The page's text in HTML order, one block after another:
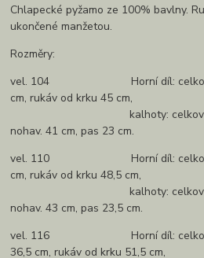
Chlapecké pyžamo ze 100% bavlny.
ukončené manžetou.
Rozměry:
vel. 104 Horní díl: celková
cm, rukáv od krku 45 cm,
kalhoty: celková délka
nohav. 41 cm, pas 23 cm.
vel. 110 Horní díl: celková
cm, rukáv od krku 48,5 cm,
kalhoty: celková délka
nohav. 43 cm, pas 23,5 cm.
vel. 116 Horní díl: celková
36,5 cm, rukáv od krku 51,5 cm,